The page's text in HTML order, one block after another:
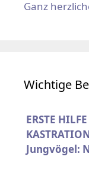
Ganz
Wichtige
ERSTE
Jungvögel: